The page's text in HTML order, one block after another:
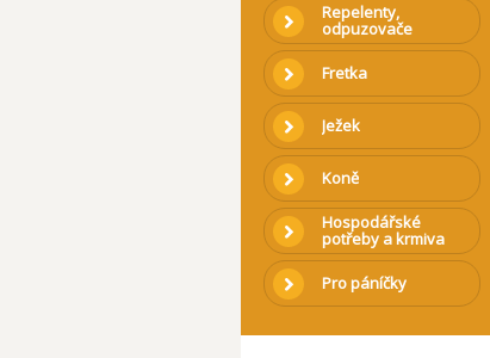
Repelenty,
odpuzovače
Fretka
Ježek
Koně
Hospodářské
potřeby a krmiva
Pro páníčky